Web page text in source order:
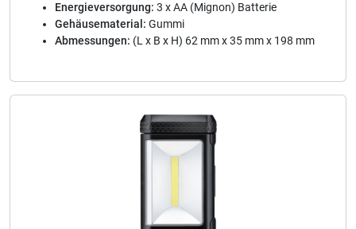
Energieversorgung: 3 x AA (Mignon) Batterie
Gehäusematerial: Gummi
Abmessungen: (L x B x H) 62 mm x 35 mm x 198 mm